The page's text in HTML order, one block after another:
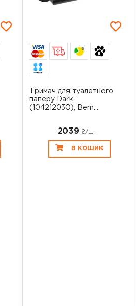
6
Тримач для туалетного
паперу Dark
(104212030), Bem...
2039 ₴/шт
В КОШИК